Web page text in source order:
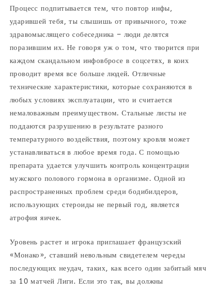
Процесс подпитывается тем, что повтор инфы,
ударившей тебя, ты слышишь от привычного, тоже
здравомыслящего собеседника – люди делятся
поразившим их. Не говоря уж о том, что творится при
каждом скандальном инфовбросе в соцсетях, в коих
проводит время все больше людей. Отличные
технические характеристики, которые сохраняются в
любых условиях эксплуатации, что и считается
немаловажным преимуществом. Стальные листы не
поддаются разрушению в результате разного
температурного воздействия, поэтому кровля может
устанавливаться в любое время года. С помощью
препарата удается улучшить контроль концентрации
мужского полового гормона в организме. Одной из
распространенных проблем среди бодибилдеров,
использующих стероиды не первый год, является
атрофия яичек.
Уровень растет и игрока приглашает французский
«Монако», ставший невольным свидетелем череды
последующих неудач, таких, как всего один забитый мяч
за 10 матчей Лиги. Если это так, вы должны